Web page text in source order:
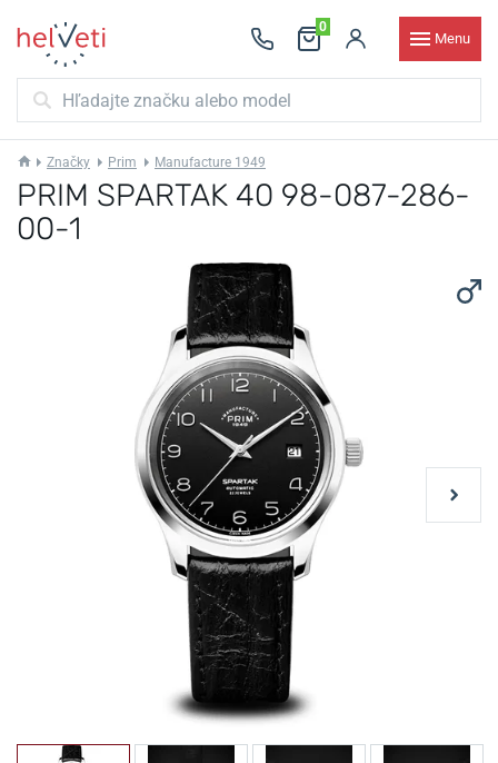
0
Menu
Značky Prim Manufacture 1949
PRIM SPARTAK 40 98-087-286-
00-1